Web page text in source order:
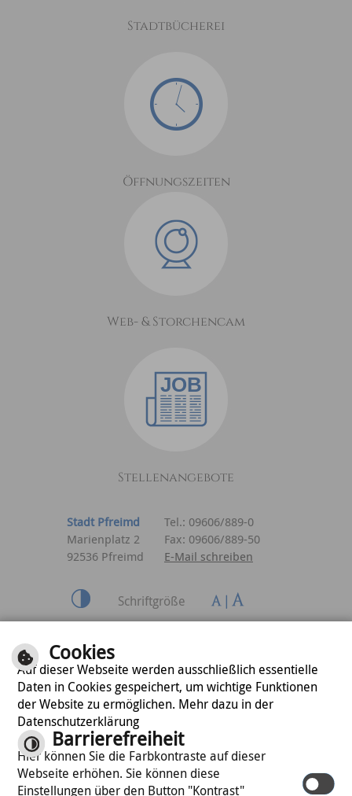
Stadtbücherei
Öffnungszeiten
Web- & Storchencam
Stellenangebote
Stadt Pfreimd
Tel.: 09606/889-0
Marienplatz 2
Fax: 09606/889-50
92536 Pfreimd
E-Mail schreiben
Schriftgröße
Datenschutzerklärung
optimiert für
mobile Endgeräte
©cm city media GmbH
Cookies
Auf dieser Webseite werden ausschließlich essentielle
Daten in Cookies gespeichert, um wichtige Funktionen
der Website zu ermöglichen. Mehr dazu in der
Datenschutzerklärung
Barrierefreiheit
Hier können Sie die Farbkontraste auf dieser
Webseite erhöhen. Sie können diese
Einstellungen über den Button "Kontrast"